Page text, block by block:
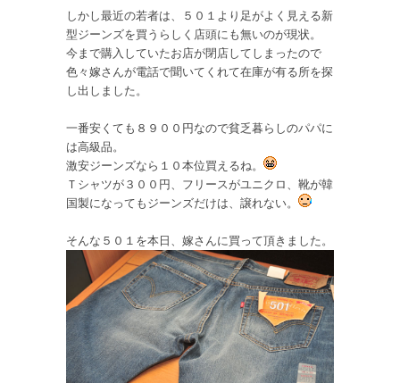
しかし最近の若者は、５０１より足がよく見える新
型ジーンズを買うらしく店頭にも無いのが現状。
今まで購入していたお店が閉店してしまったので
色々嫁さんが電話で聞いてくれて在庫が有る所を探
し出しました。
一番安くても８９００円なので貧乏暮らしのパパに
は高級品。
激安ジーンズなら１０本位買えるね。
Ｔシャツが３００円、フリースがユニクロ、靴が韓
国製になってもジーンズだけは、譲れない。
そんな５０１を本日、嫁さんに買って頂きました。